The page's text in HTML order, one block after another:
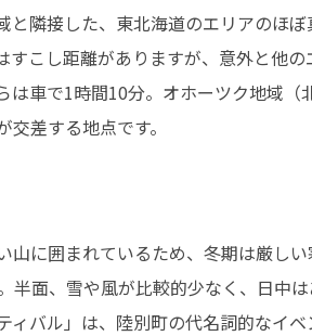
隣接した、東北海道のエリアのほぼ
こし距離がありますが、意外と他の
は車で1時間10分。オホーツク地域（
差する地点です。
に囲まれているため、冬期は厳し
面、雪や風が比較的少なく、日中
ィバル」は、陸別町の代名詞的なイ